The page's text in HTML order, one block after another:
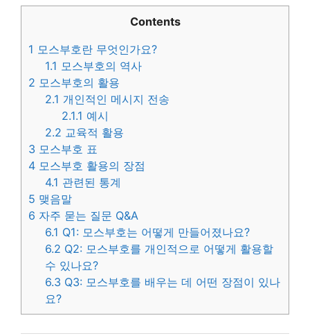
Contents
1 모스부호란 무엇인가요?
1.1 모스부호의 역사
2 모스부호의 활용
2.1 개인적인 메시지 전송
2.1.1 예시
2.2 교육적 활용
3 모스부호 표
4 모스부호 활용의 장점
4.1 관련된 통계
5 맺음말
6 자주 묻는 질문 Q&A
6.1 Q1: 모스부호는 어떻게 만들어졌나요?
6.2 Q2: 모스부호를 개인적으로 어떻게 활용할
수 있나요?
6.3 Q3: 모스부호를 배우는 데 어떤 장점이 있나
요?